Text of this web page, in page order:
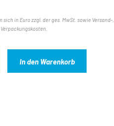
sich in Euro zzgl. der ges. MwSt. sowie Versand-,
In den Warenkorb